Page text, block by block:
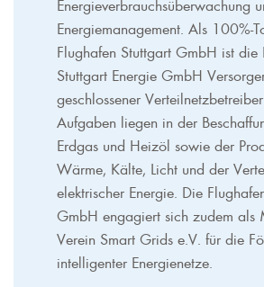
Energiemanagement. Als 100%-
Flughafen Stuttgart GmbH ist die
Stuttgart Energie GmbH
geschlossener
Aufgaben liegen in der
Erdgas und Heizöl sowie der
Wärme, Kälte, Licht und der
elektrischer Energie. Die
GmbH engagiert sich zudem als
Verein Smart Grids e.V. für die
intelligenter Energienetze.